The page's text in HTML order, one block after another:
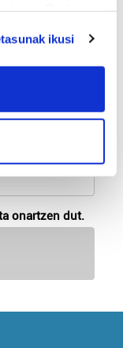
it for
data is processed
beste,
eta eduki
eta zertarako
ikusi
buletina
zaizu posta
onartzen dut.